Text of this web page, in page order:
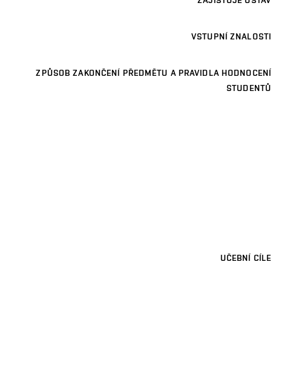
VSTUPNÍ ZNALOSTI
ZPŮSOB ZAKONČENÍ PŘEDMĚTU A PRAVIDLA HODNOCENÍ
STUDENTŮ
UČEBNÍ CÍLE